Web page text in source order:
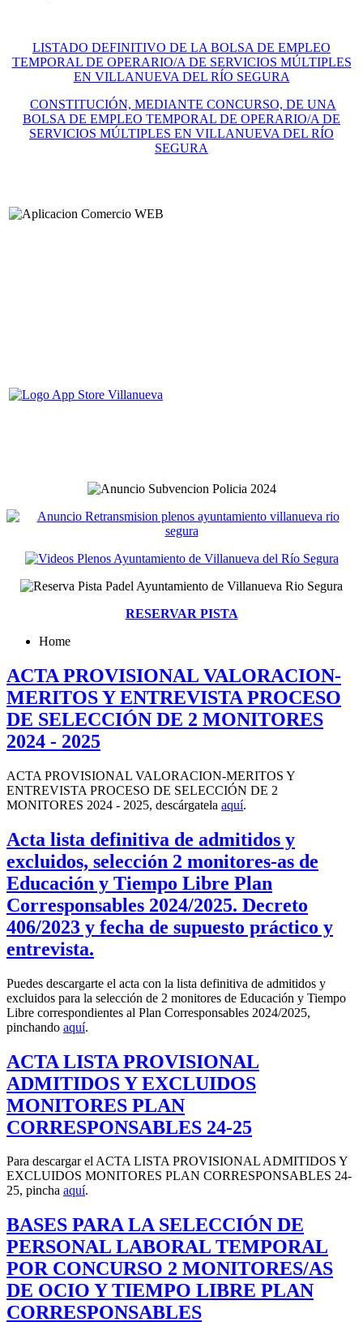
LISTADO DEFINITIVO DE LA BOLSA DE EMPLEO
TEMPORAL DE OPERARIO/A DE SERVICIOS MÚLTIPLES
EN VILLANUEVA DEL RÍO SEGURA
CONSTITUCIÓN, MEDIANTE CONCURSO, DE UNA
BOLSA DE EMPLEO TEMPORAL DE OPERARIO/A DE
SERVICIOS MÚLTIPLES EN VILLANUEVA DEL RÍO
SEGURA
RESERVAR PISTA
Home
ACTA PROVISIONAL VALORACION-
MERITOS Y ENTREVISTA PROCESO
DE SELECCIÓN DE 2 MONITORES
2024 - 2025
ACTA PROVISIONAL VALORACION-MERITOS Y
ENTREVISTA PROCESO DE SELECCIÓN DE 2
MONITORES 2024 - 2025, descárgatela aquí.
Acta lista definitiva de admitidos y
excluidos, selección 2 monitores-as de
Educación y Tiempo Libre Plan
Corresponsables 2024/2025. Decreto
406/2023 y fecha de supuesto práctico y
entrevista.
Puedes descargarte el acta con la lista definitiva de admitidos y
excluidos para la selección de 2 monitores de Educación y Tiempo
Libre correspondientes al Plan Corresponsables 2024/2025,
pinchando aquí.
ACTA LISTA PROVISIONAL
ADMITIDOS Y EXCLUIDOS
MONITORES PLAN
CORRESPONSABLES 24-25
Para descargar el ACTA LISTA PROVISIONAL ADMITIDOS Y
EXCLUIDOS MONITORES PLAN CORRESPONSABLES 24-
25, pincha aquí.
BASES PARA LA SELECCIÓN DE
PERSONAL LABORAL TEMPORAL
POR CONCURSO 2 MONITORES/AS
DE OCIO Y TIEMPO LIBRE PLAN
CORRESPONSABLES